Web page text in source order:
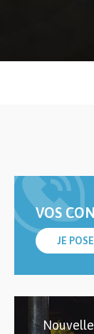
VOS
JE